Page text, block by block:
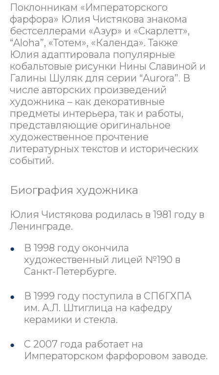
Поклонникам «Императорского
фарфора» Юлия Чистякова знакома
бестселлерами «Азур» и «Скарлетт»,
“Aloha”, «Тотем», «Календа». Также
Юлия адаптировала популярные
кобальтовые рисунки Нины Славиной и
Галины Шуляк для серии “Aurora”. В
числе авторских произведений
художника – как декоративные
предметы интерьера, так и работы,
представляющие оригинальное
художественное прочтение
литературных текстов и исторических
событий.
Биография художника
Юлия Чистякова родилась в 1981 году в
Ленинграде.
В 1998 году окончила
художественный лицей №190 в
Санкт-Петербурге.
В 1999 году поступила в СПбГХПА
им. А.Л. Штиглица на кафедру
керамики и стекла.
С 2007 года работает на
Императорском фарфоровом заводе.